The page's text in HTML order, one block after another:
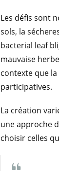
Les défis sont
sols, la
bacterial leaf
mauvaise
contexte que
participatives.
La création
une approche
choisir celles